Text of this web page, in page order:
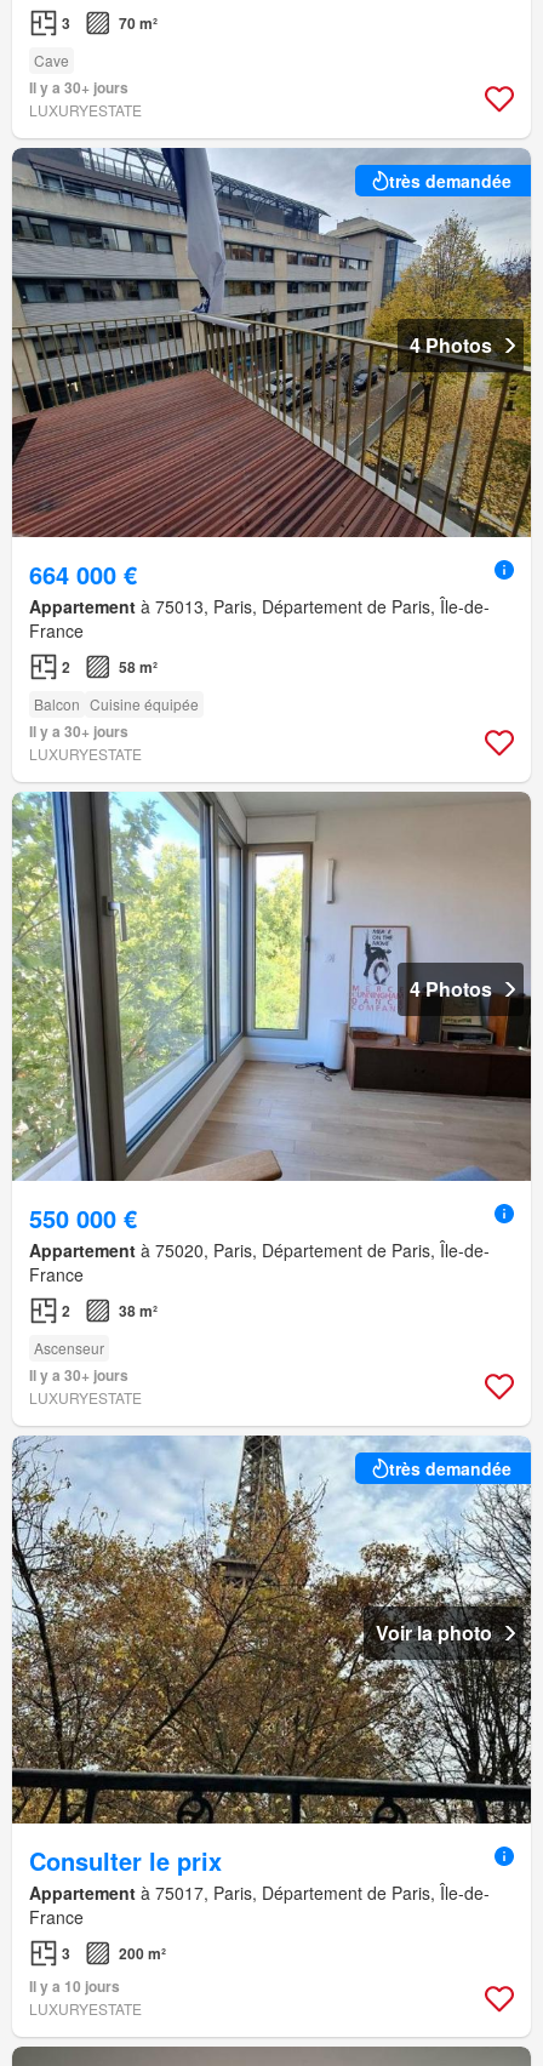
3 70 m²
Cave
Il y a 30+ jours
LUXURYESTATE
très demandée
4 Photos
664 000 €
Appartement à 75013, Paris, Département de Paris, Île-de-
France
2 58 m²
Balcon Cuisine équipée
Il y a 30+ jours
LUXURYESTATE
4 Photos
550 000 €
Appartement à 75020, Paris, Département de Paris, Île-de-
France
2 38 m²
Ascenseur
Il y a 30+ jours
LUXURYESTATE
très demandée
Voir la photo
Consulter le prix
Appartement à 75017, Paris, Département de Paris, Île-de-
France
3
200 m²
Il y a 10 jours
LUXURYESTATE